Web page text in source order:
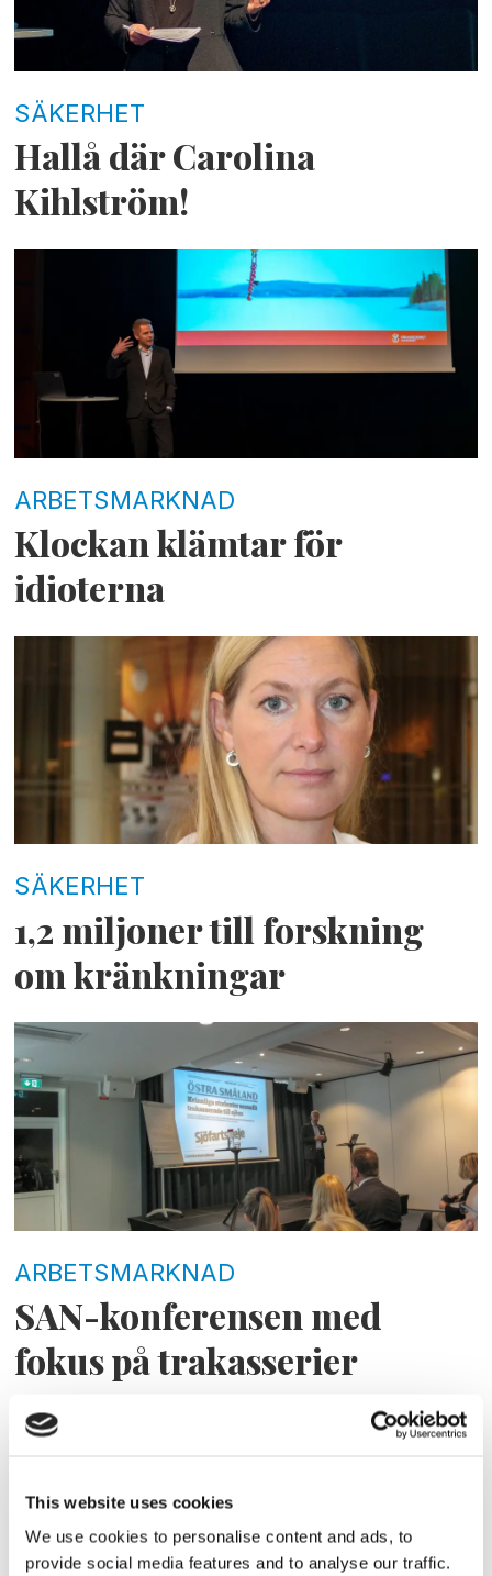
This website uses cookies
We use cookies to personalise content and ads, to
provide social media features and to analyse our traffic.
SÄKERHET
Hallå där Carolina
Kihlström!
ARBETSMARKNAD
Klockan klämtar för
idioterna
SÄKERHET
1,2 miljoner till forskning
om kränkningar
ARBETSMARKNAD
SAN-konferensen med
fokus på trakasserier